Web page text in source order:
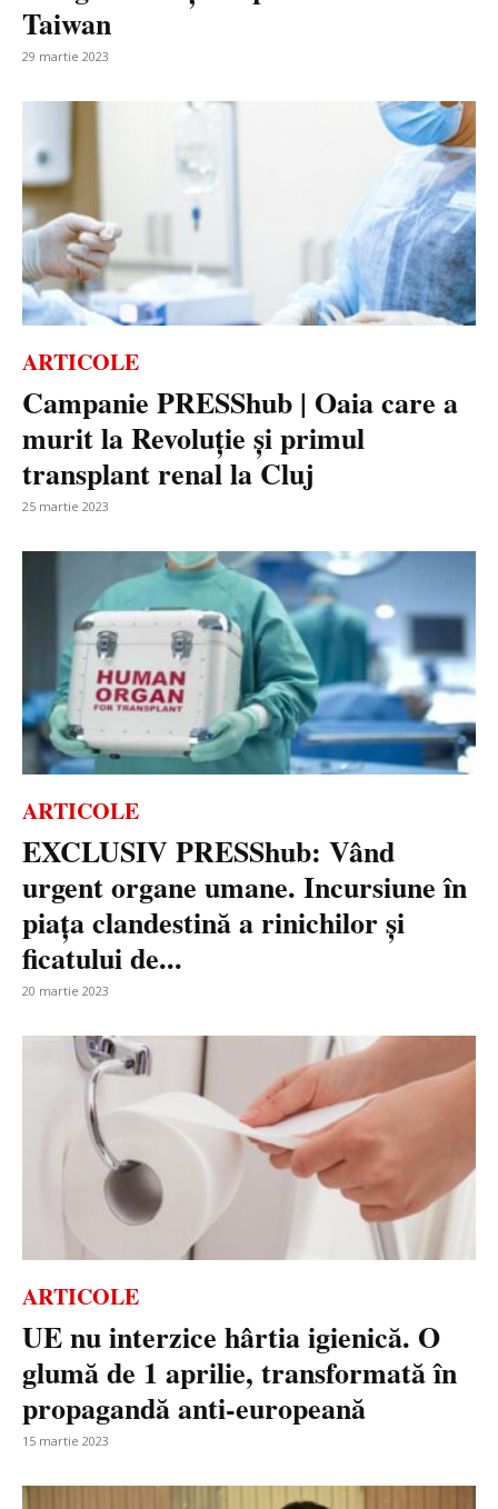
Taiwan
29 martie 2023
ARTICOLE
Campanie PRESShub | Oaia care a
murit la Revoluție și primul
transplant renal la Cluj
25 martie 2023
ARTICOLE
EXCLUSIV PRESShub: Vând
urgent organe umane. Incursiune în
piața clandestină a rinichilor și
ficatului de...
20 martie 2023
ARTICOLE
UE nu interzice hârtia igienică. O
glumă de 1 aprilie, transformată în
propagandă anti-europeană
15 martie 2023